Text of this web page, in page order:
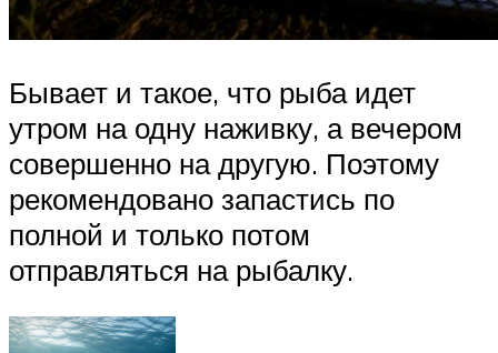
Бывает и такое, что рыба идет
утром на одну наживку, а вечером
совершенно на другую. Поэтому
рекомендовано запастись по
полной и только потом
отправляться на рыбалку.